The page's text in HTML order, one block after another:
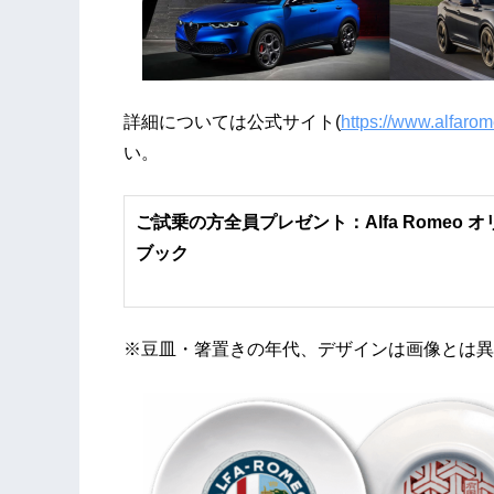
詳細については公式サイト(https://
い。
ご試乗の方全員プレゼント：Alfa Romeo オ
ブック
※豆皿・箸置きの年代、デザインは画像とは